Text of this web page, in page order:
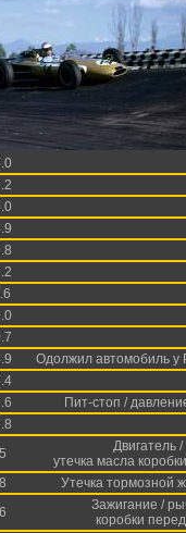
Одолжил автомобиль у
Пит-стоп /
Двигатель /
утечка масла
Утечка тормозной
Зажигание /
коробки